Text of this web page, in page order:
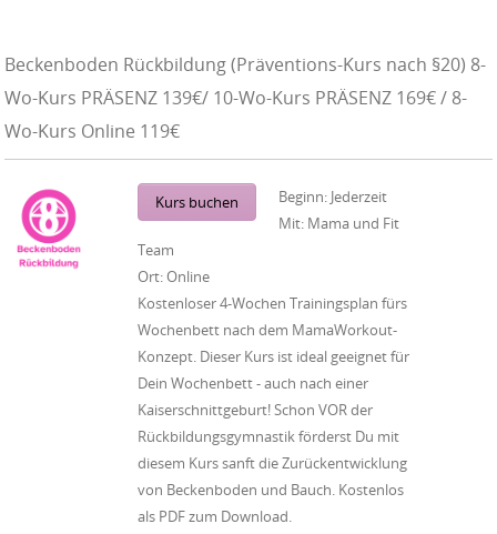
Beckenboden Rückbildung (Präventions-Kurs nach §20) 8-
Wo-Kurs PRÄSENZ 139€/ 10-Wo-Kurs PRÄSENZ 169€ / 8-
Wo-Kurs Online 119€
Kurs buchen Beginn: Jederzeit
Mit: Mama und Fit
Team
Ort:Online
Kostenloser 4-Wochen Trainingsplan fürs
Wochenbett nach dem MamaWorkout-
Konzept. Dieser Kurs ist ideal geeignet für
Dein Wochenbett - auch nach einer
Kaiserschnittgeburt! Schon VOR der
Rückbildungsgymnastik förderst Du mit
diesem Kurs sanft die Zurückentwicklung
von Beckenboden und Bauch. Kostenlos
als PDF zum Download.